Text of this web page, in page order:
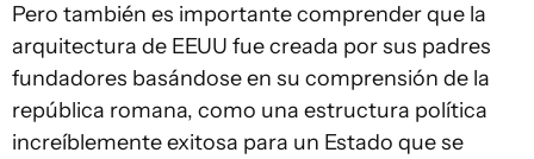
Pero también es importante comprender que la
arquitectura de EEUU fue creada por sus padres
fundadores basándose en su comprensión de la
república romana, como una estructura política
increíblemente exitosa para un Estado que se